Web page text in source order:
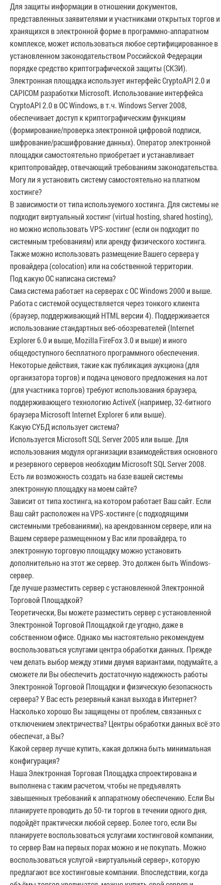
Для защиты информации в отношении документов,
представленных заявителями и участниками открытых торгов и
хранящихся в электронной форме в программно-аппаратном
комплексе, может использоваться любое сертифицированное в
установленном законодательством Российской Федерации
порядке средство криптографической защиты (СКЗИ).
Электронная площадка использует интерфейс CryptoAPI 2.0 и
CAPICOM разработки Microsoft. Использование интерфейса
CryptoAPI 2.0 в ОС Windows, в т.ч. Windows Server 2008,
обеспечивает доступ к криптографическим функциям
(формирование/проверка электронной цифровой подписи,
шифрование/расшифрование данных). Оператор электронной
площадки самостоятельно приобретает и устанавливает
криптопровайдер, отвечающий требованиям законодательства.
Могу ли я установить систему самостоятельно на платном
хостинге?
В зависимости от типа используемого хостинга. Для системы не
подходит виртуальный хостинг (virtual hosting, shared hosting),
но можно использовать VPS-хостинг (если он подходит по
системным требованиям) или аренду физического хостинга.
Также можно использовать размещение Вашего сервера у
провайдера (colocation) или на собственной территории.
Под какую ОС написана система?
Сама система работает на серверах с OC Windows 2000 и выше.
Работа с системой осуществляется через тонкого клиента
(браузер, поддерживающий HTML версии 4). Поддерживается
использование стандартных веб-обозревателей (Internet
Explorer 6.0 и выше, Mozilla FireFox 3.0 и выше) и иного
общедоступного бесплатного программного обеспечения.
Некоторые действия, такие как публикация аукциона (для
организатора торгов) и подача ценового предложения на лот
(для участника торгов) требуют использования браузера,
поддерживающего технологию ActiveX (например, 32-битного
браузера Microsoft Internet Explorer 6 или выше).
Какую СУБД использует система?
Используется Microsoft SQL Server 2005 или выше. Для
использования модуля организации взаимодействия основного
и резервного серверов необходим Microsoft SQL Server 2008.
Есть ли возможность создать на базе вашей системы
электронную площадку на моем сайте?
Зависит от типа хостинга, на котором работает Ваш сайт. Если
Ваш сайт расположен на VPS-хостинге (с подходящими
системными требованиями), на арендованном сервере, или на
Вашем сервере размещенном у Вас или провайдера, то
электронную торговую площадку можно установить
дополнительно на этот же сервер. Это должен быть Windows-
сервер.
Где лучше разместить сервер с установленной Электронной
Торговой Площадкой?
Теоретически, Вы можете разместить сервер с установленной
Электронной Торговой Площадкой где угодно, даже в
собственном офисе. Однако мы настоятельно рекомендуем
воспользоваться услугами центра обработки данных. Прежде
чем делать выбор между этими двумя вариантами, подумайте, а
сможете ли Вы обеспечить достаточную надежность работы
Электронной Торговой Площадки и физическую безопасность
сервера? У Вас есть резервный канал выхода в Интернет?
Насколько хорошо Вы защищены от проблем, связанных с
отключением электричества? Центры обработки данных всё это
обеспечат, а Вы?
Какой сервер лучше купить, какая должна быть минимальная
конфигурация?
Наша Электронная Торговая Площадка спроектирована и
выполнена с таким расчетом, чтобы не предъявлять
завышенных требований к аппаратному обеспечению. Если Вы
планируете проводить до 50-ти торгов в течении одного дня,
подойдёт практически любой сервер. Более того, если Вы
планируете воспользоваться услугами хостинговой компании,
то сервер Вам на первых порах можно и не покупать. Можно
воспользоваться услугой «виртуальный сервер», которую
предлагают все хостинговые компании. Впоследствии, когда